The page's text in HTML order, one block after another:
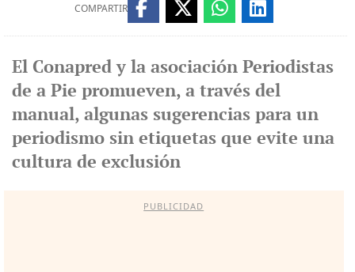
COMPARTIR
El Conapred y la asociación Periodistas
de a Pie promueven, a través del
manual, algunas sugerencias para un
periodismo sin etiquetas que evite una
cultura de exclusión
PUBLICIDAD